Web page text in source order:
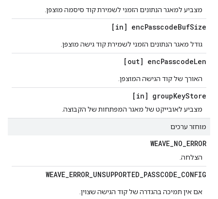
מצביע למאגר הנתונים הזמני לשמירת קוד סיסמה מוצפן.
[in] encPasscodeBufSize
גודל מאגר הנתונים הזמני לשמירת קוד גישה מוצפן.
[out] encPasscodeLen
האורך של קוד הגישה המוצפן.
[in] groupKeyStore
מצביע לאובייקט של מאגר המפתחות של הקבוצה.
מוחזר ערכים
WEAVE_NO_ERROR
הצלחה.
WEAVE_ERROR_UNSUPPORTED_PASSCODE_CONFIG
אם אין תמיכה בהגדרה של קוד הגישה שצוין.